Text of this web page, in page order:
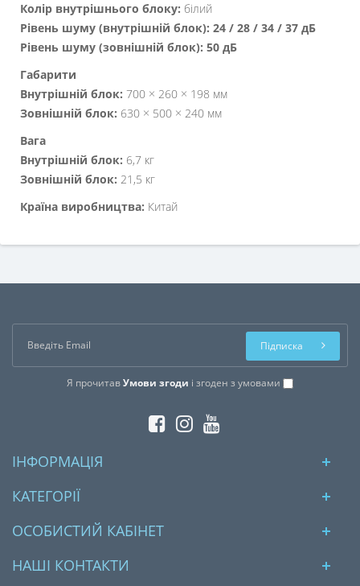
Колір внутрішнього блоку: білий
Рівень шуму (внутрішній блок): 24 / 28 / 34 / 37 дБ
Рівень шуму (зовнішній блок): 50 дБ
Габарити
Внутрішній блок: 700 × 260 × 198 мм
Зовнішній блок: 630 × 500 × 240 мм
Вага
Внутрішній блок: 6,7 кг
Зовнішній блок: 21,5 кг
Країна виробництва: Китай
Я прочитавУмови згоди і згоден з умовами
Підписка
ІНФОРМАЦІЯ
КАТЕГОРІЇ
ОСОБИСТИЙ КАБІНЕТ
НАШІ КОНТАКТИ